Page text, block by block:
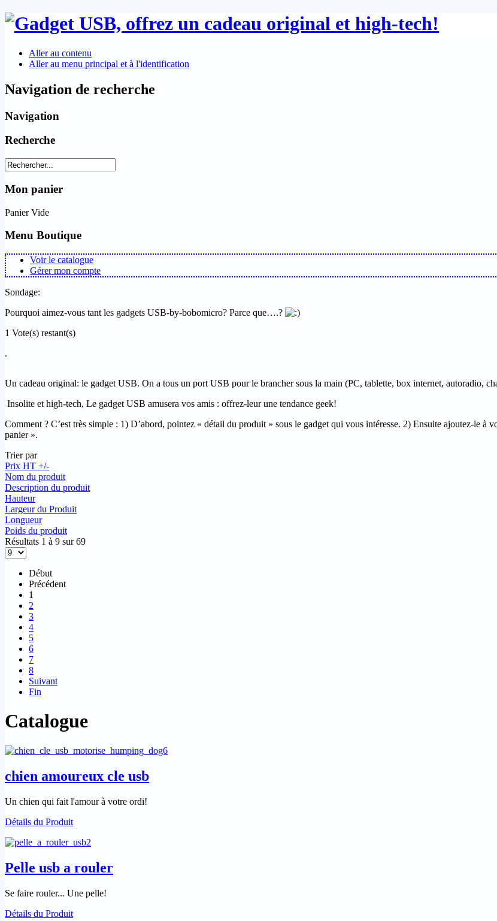
Aller au contenu
Aller au menu principal et à l'identification
Navigation de recherche
Navigation
Recherche
Mon panier
Panier Vide
Menu Boutique
Voir le catalogue
Gérer mon compte
Sondage:
Pourquoi aimez-vous tant les gadgets USB-by-bobomicro? Parce que….?
1 Vote(s) restant(s)
.
Un cadeau original: le gadget USB. On a tous un port USB pour le brancher sous la main (PC, tablette, box internet, autoradio,
Insolite et high-tech, Le gadget USB amusera vos amis : offrez-leur une tendance geek!
Comment ? C’est très simple : 1) D’abord, pointez « détail du produit » sous le gadget qui vous intéresse. 2) Ensuite ajoutez-le
panier ».
Trier par
Prix HT +/-
Nom du produit
Description du produit
Hauteur
Largeur du Produit
Longueur
Poids du produit
Résultats 1 à 9 sur 69
Début
Précédent
1
2
3
4
5
6
7
8
Suivant
Fin
Catalogue
chien amoureux cle usb
Un chien qui fait l'amour à votre ordi!
Détails du Produit
Pelle usb a rouler
Se faire rouler... Une pelle!
Détails du Produit